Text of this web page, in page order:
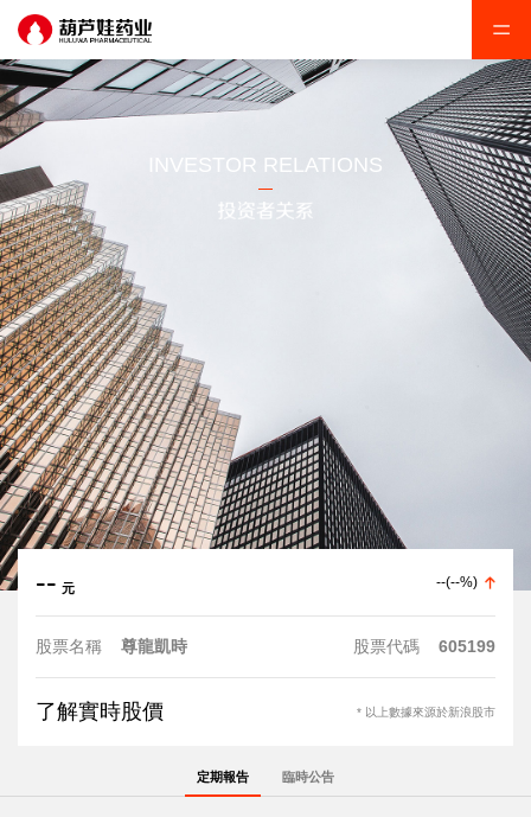
INVESTOR RELATIONS
-- 元 --(--%)
股票名稱 尊龍凱時 股票代碼 605199
了解實時股價 * 以上數據來源於新浪股市
定期報告 臨時公告